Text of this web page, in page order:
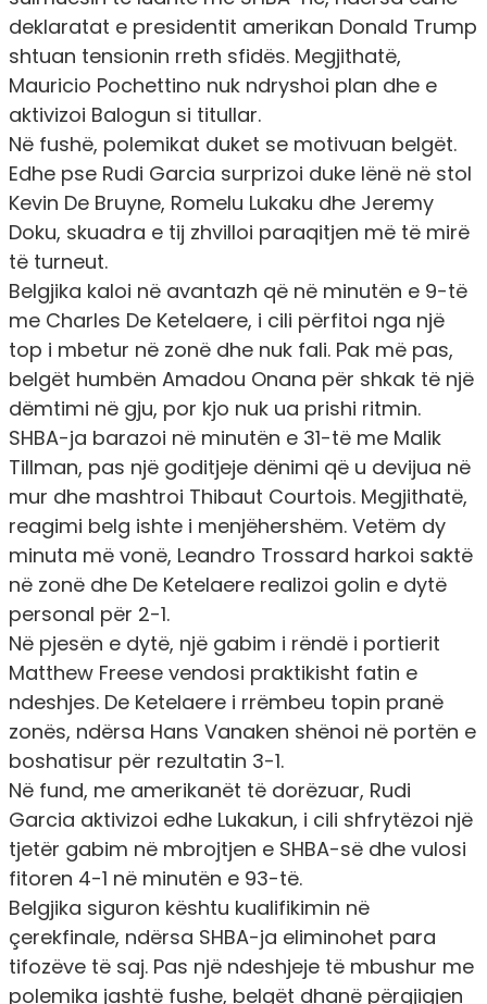
deklaratat e presidentit amerikan Donald Trump
shtuan tensionin rreth sfidës. Megjithatë,
Mauricio Pochettino nuk ndryshoi plan dhe e
aktivizoi Balogun si titullar.
Në fushë, polemikat duket se motivuan belgët.
Edhe pse Rudi Garcia surprizoi duke lënë në stol
Kevin De Bruyne, Romelu Lukaku dhe Jeremy
Doku, skuadra e tij zhvilloi paraqitjen më të mirë
të turneut.
Belgjika kaloi në avantazh që në minutën e 9-të
me Charles De Ketelaere, i cili përfitoi nga një
top i mbetur në zonë dhe nuk fali. Pak më pas,
belgët humbën Amadou Onana për shkak të një
dëmtimi në gju, por kjo nuk ua prishi ritmin.
SHBA-ja barazoi në minutën e 31-të me Malik
Tillman, pas një goditjeje dënimi që u devijua në
mur dhe mashtroi Thibaut Courtois. Megjithatë,
reagimi belg ishte i menjëhershëm. Vetëm dy
minuta më vonë, Leandro Trossard harkoi saktë
në zonë dhe De Ketelaere realizoi golin e dytë
personal për 2-1.
Në pjesën e dytë, një gabim i rëndë i portierit
Matthew Freese vendosi praktikisht fatin e
ndeshjes. De Ketelaere i rrëmbeu topin pranë
zonës, ndërsa Hans Vanaken shënoi në portën e
boshatisur për rezultatin 3-1.
Në fund, me amerikanët të dorëzuar, Rudi
Garcia aktivizoi edhe Lukakun, i cili shfrytëzoi një
tjetër gabim në mbrojtjen e SHBA-së dhe vulosi
fitoren 4-1 në minutën e 93-të.
Belgjika siguron kështu kualifikimin në
çerekfinale, ndërsa SHBA-ja eliminohet para
tifozëve të saj. Pas një ndeshjeje të mbushur me
polemika jashtë fushe, belgët dhanë përgjigjen